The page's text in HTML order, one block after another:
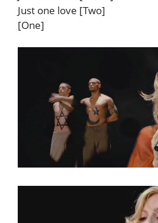
Just one love [Two]
[One]